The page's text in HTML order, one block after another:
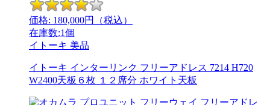
価格: 180,000円（税込）
在庫数:1個
イトーキ 美品
イトーキ インターリンク フリーアドレス 7214 H720
W2400天板６枚 １２席分 ホワイト天板